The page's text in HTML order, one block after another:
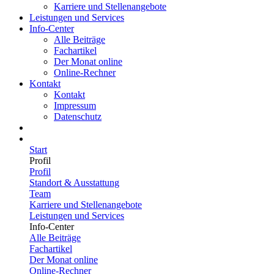
Karriere und Stellenangebote
Leistungen und Services
Info-Center
Alle Beiträge
Fachartikel
Der Monat online
Online-Rechner
Kontakt
Kontakt
Impressum
Datenschutz
Start
Profil
Profil
Standort & Ausstattung
Team
Karriere und Stellenangebote
Leistungen und Services
Info-Center
Alle Beiträge
Fachartikel
Der Monat online
Online-Rechner